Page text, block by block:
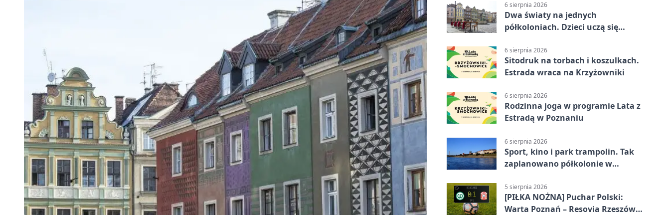
6 sierpnia 2026
Dwa światy na jednych
półkoloniach. Dzieci uczą się
6 sierpnia 2026
Sitodruk na torbach i koszulkach.
Estrada wraca na Krzyżowniki
6 sierpnia 2026
Rodzinna joga w programie Lata z
Estradą w Poznaniu
6 sierpnia 2026
Sport, kino i park trampolin. Tak
zaplanowano półkolonie w
5 sierpnia 2026
[PIŁKA NOŻNA] Puchar Polski:
Warta Poznań – Resovia Rzeszów